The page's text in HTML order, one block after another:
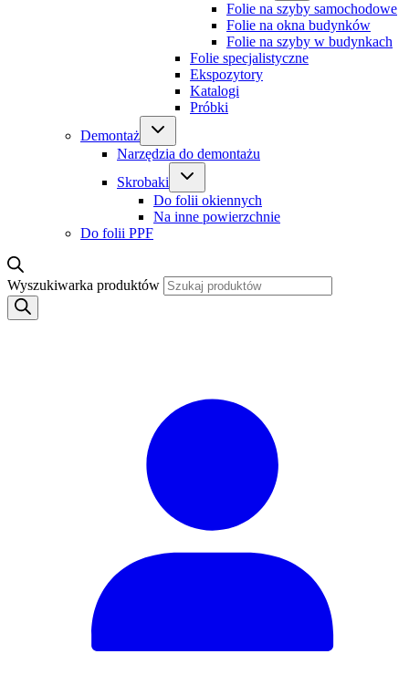
Folie na szyby samochodowe
Folie na okna budynków
Folie na szyby w budynkach
Folie specjalistyczne
Ekspozytory
Katalogi
Próbki
Demontaż
Narzędzia do demontażu
Skrobaki
Do folii okiennych
Na inne powierzchnie
Do folii PPF
Wyszukiwarka produktów